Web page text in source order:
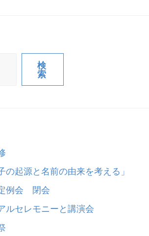
検
索
の起源と名前の由来を考える」
例会 閉会
ルセレモニーと講演会